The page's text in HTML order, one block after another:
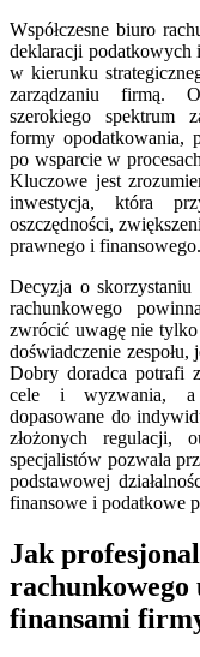
Współczesne biuro
deklaracji podatkowych
w kierunku
zarządzaniu firmą.
szerokiego spektrum
formy opodatkowania,
po wsparcie w
Kluczowe jest
inwestycja, która
oszczędności,
prawnego i finansowego.
Decyzja o skorzystaniu
rachunkowego
zwrócić uwagę nie tylko
doświadczenie
Dobry doradca potrafi
cele i wyzwania, a
dopasowane do
złożonych regulacji,
specjalistów pozwala
podstawowej
finansowe i podatkowe
Jak
rachunkowego
finansami